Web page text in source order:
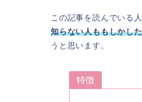
この記事を読んでいる
知らない人ももしかし
うと思います。
特徴